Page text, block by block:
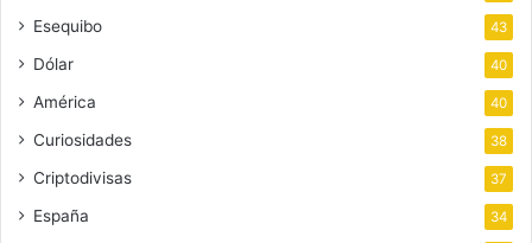
Esequibo 43
Dólar 40
América 40
Curiosidades 38
Criptodivisas 37
España 34